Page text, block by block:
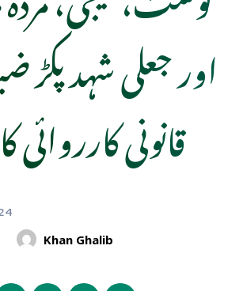
اور جعلی شہد پکڑ
قانونی کارروائی
Khan Ghalib